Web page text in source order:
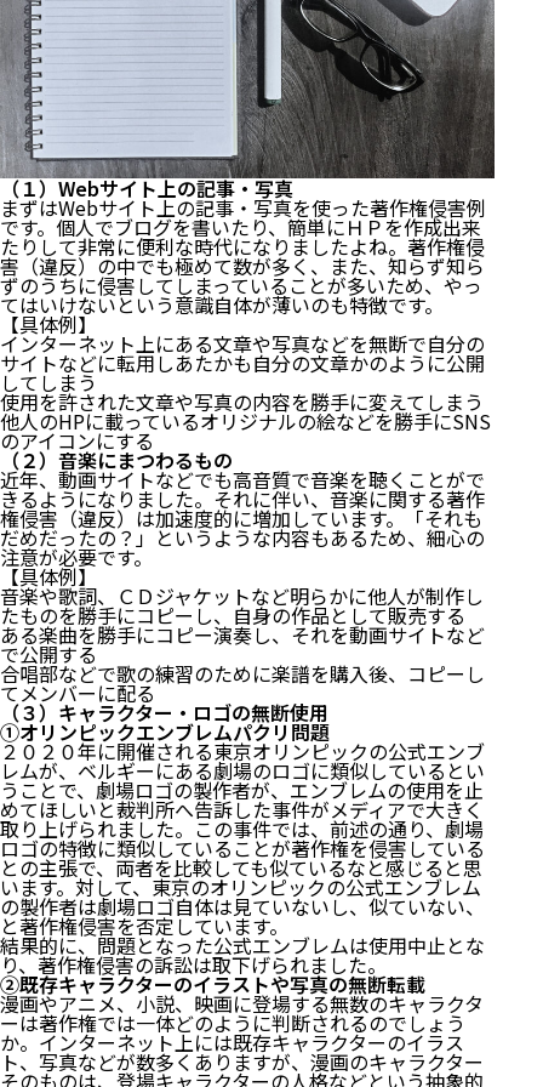
（１）Webサイト上の記事・写真
まずはWebサイト上の記事・写真を使った著作権侵害例
です。個人でブログを書いたり、簡単にＨＰを作成出来
たりして非常に便利な時代になりましたよね。著作権侵
害（違反）の中でも極めて数が多く、また、知らず知ら
ずのうちに侵害してしまっていることが多いため、やっ
てはいけないという意識自体が薄いのも特徴です。
【具体例】
インターネット上にある文章や写真などを無断で自分の
サイトなどに転用しあたかも自分の文章かのように公開
してしまう
使用を許された文章や写真の内容を勝手に変えてしまう
他人のHPに載っているオリジナルの絵などを勝手にSNS
のアイコンにする
（２）音楽にまつわるもの
近年、動画サイトなどでも高音質で音楽を聴くことがで
きるようになりました。それに伴い、音楽に関する著作
権侵害（違反）は加速度的に増加しています。「それも
だめだったの？」というような内容もあるため、細心の
注意が必要です。
【具体例】
音楽や歌詞、ＣＤジャケットなど明らかに他人が制作し
たものを勝手にコピーし、自身の作品として販売する
ある楽曲を勝手にコピー演奏し、それを動画サイトなど
で公開する
合唱部などで歌の練習のために楽譜を購入後、コピーし
てメンバーに配る
（３）キャラクター・ロゴの無断使用
①オリンピックエンブレムパクリ問題
２０２０年に開催される東京オリンピックの公式エンブ
レムが、ベルギーにある劇場のロゴに類似しているとい
うことで、劇場ロゴの製作者が、エンブレムの使用を止
めてほしいと裁判所へ告訴した事件がメディアで大きく
取り上げられました。この事件では、前述の通り、劇場
ロゴの特徴に類似していることが著作権を侵害している
との主張で、両者を比較しても似ているなと感じると思
います。対して、東京のオリンピックの公式エンブレム
の製作者は劇場ロゴ自体は見ていないし、似ていない、
と著作権侵害を否定しています。
結果的に、問題となった公式エンブレムは使用中止とな
り、著作権侵害の訴訟は取下げられました。
②既存キャラクターのイラストや写真の無断転載
漫画やアニメ、小説、映画に登場する無数のキャラクタ
ーは著作権では一体どのように判断されるのでしょう
か。インターネット上には既存キャラクターのイラス
ト、写真などが数多くありますが、漫画のキャラクター
そのものは、登場キャラクターの人格などという抽象的